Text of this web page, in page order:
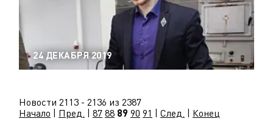
24 ДЕКАБРЯ 2019
Новости 2113 - 2136 из 2387
Начало
Пред. 87 88 89 90 91 След. Конец